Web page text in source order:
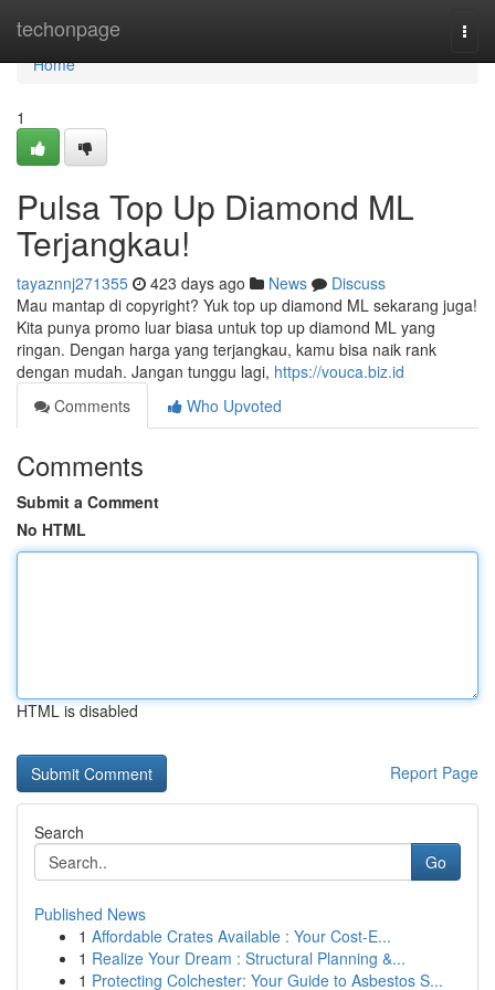
techonpage
Home
Home
1
Pulsa Top Up Diamond ML
Terjangkau!
tayaznnj271355 423 days ago News
Discuss
Mau mantap di copyright? Yuk top up diamond ML sekarang juga!
Kita punya promo luar biasa untuk top up diamond ML yang
ringan. Dengan harga yang terjangkau, kamu bisa naik rank
dengan mudah. Jangan tunggu lagi, https://vouca.biz.id
Comments
Who Upvoted
Comments
Submit a Comment
No HTML
HTML is disabled
Report Page
Search
Go
Published News
1 Affordable Crates Available : Your Cost-E...
1 Realize Your Dream : Structural Planning &...
1 Protecting Colchester: Your Guide to Asbestos S...